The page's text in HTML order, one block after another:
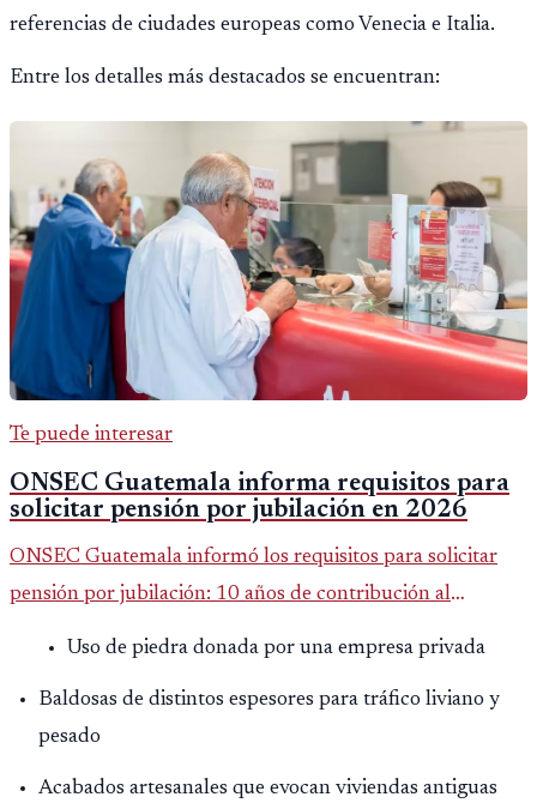
referencias de ciudades europeas como Venecia e Italia.
Entre los detalles más destacados se encuentran:
Te puede interesar
ONSEC Guatemala informa requisitos para
solicitar pensión por jubilación en 2026
ONSEC Guatemala informó los requisitos para solicitar
pensión por jubilación: 10 años de contribución al
Uso de piedra donada por una empresa privada
Baldosas de distintos espesores para tráfico liviano y
pesado
Acabados artesanales que evocan viviendas antiguas